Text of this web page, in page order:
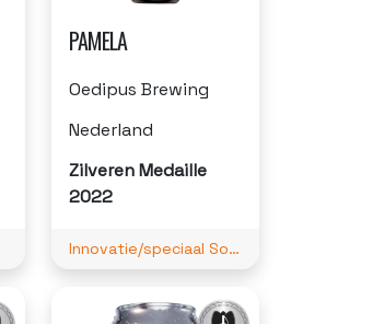
PAMELA
Oedipus Brewing
Nederland
Zilveren Medaille
2022
Innovatie/speciaal Sour/Brett